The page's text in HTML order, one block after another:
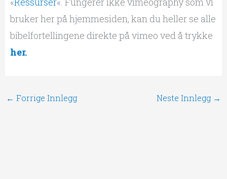
bruker her på hjemmesiden, kan du heller se alle
bibelfortellingene direkte på vimeo ved å trykke
her.
← Forrige Innlegg Neste Innlegg →